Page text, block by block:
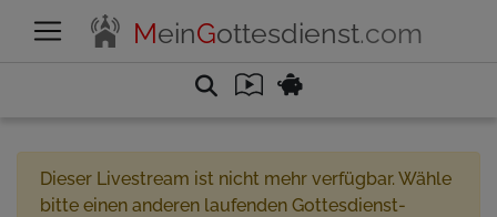
MeinGottesdienst.com
Dieser Livestream ist nicht mehr verfügbar. Wähle
bitte einen anderen laufenden Gottesdienst-